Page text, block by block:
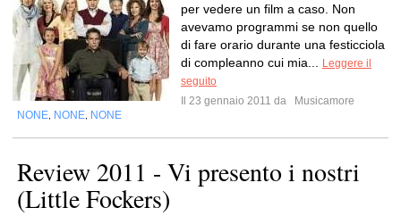
per vedere un film a caso. Non
avevamo programmi se non quello
di fare orario durante una festicciola
di compleanno cui mia...
Leggere il
seguito
Il 23 gennaio 2011 da
Musicamore
NONE NONE NONE
Review 2011 - Vi presento i nostri
(Little Fockers)